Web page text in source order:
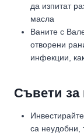
да изпитат
масла
Ваните с
отворени
инфекции,
Съвети за
са неудобни,